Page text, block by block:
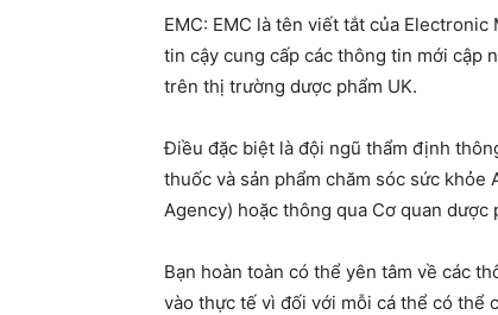
EMC: EMC là tên viết tắt của
tin cậy cung cấp các thông tin mới cập
trên thị trường dược phẩm UK.
Điều đặc biệt là đội ngũ thẩm định
thuốc và sản phẩm chăm sóc sức
Agency) hoặc thông qua Cơ quan dược
Bạn hoàn toàn có thể yên tâm về các
vào thực tế vì đối với mỗi cá thể có thể